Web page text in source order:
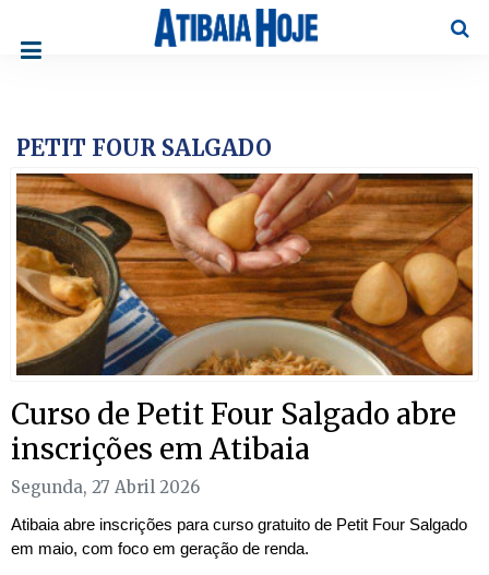
PETIT FOUR SALGADO
Curso de Petit Four Salgado abre
inscrições em Atibaia
Segunda, 27 Abril 2026
Atibaia abre inscrições para curso gratuito de Petit Four Salgado
em maio, com foco em geração de renda.